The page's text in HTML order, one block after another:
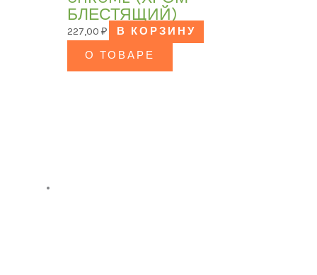
БЛЕСТЯЩИЙ)
227,00₽
В КОРЗИНУ
О ТОВАРЕ